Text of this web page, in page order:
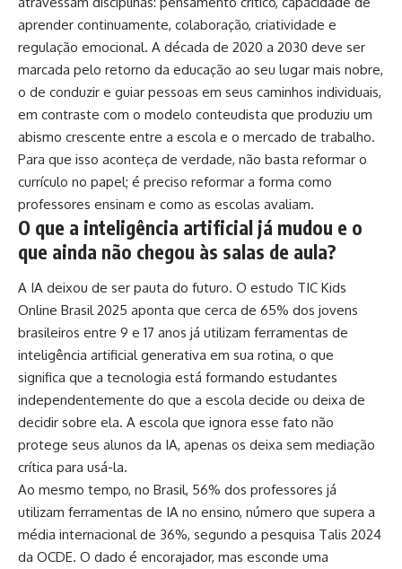
aprender continuamente, colaboração, criatividade e
regulação emocional. A década de 2020 a 2030 deve ser
marcada pelo retorno da educação ao seu lugar mais nobre,
o de conduzir e guiar pessoas em seus caminhos individuais,
em contraste com o modelo conteudista que produziu um
abismo crescente entre a escola e o mercado de trabalho.
Para que isso aconteça de verdade, não basta reformar o
currículo no papel; é preciso reformar a forma como
professores ensinam e como as escolas avaliam.
O que a inteligência artificial já mudou e o
que ainda não chegou às salas de aula?
A IA deixou de ser pauta do futuro. O estudo TIC Kids
Online Brasil 2025 aponta que cerca de 65% dos jovens
brasileiros entre 9 e 17 anos já utilizam ferramentas de
inteligência artificial generativa em sua rotina, o que
significa que a tecnologia está formando estudantes
independentemente do que a escola decide ou deixa de
decidir sobre ela. A escola que ignora esse fato não
protege seus alunos da IA, apenas os deixa sem mediação
crítica para usá-la.
Ao mesmo tempo, no Brasil, 56% dos professores já
utilizam ferramentas de IA no ensino, número que supera a
média internacional de 36%, segundo a pesquisa Talis 2024
da OCDE. O dado é encorajador, mas esconde uma